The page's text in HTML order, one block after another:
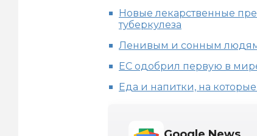
Новые лекарственные
туберкулеза
Ленивым и сонным людям
ЕС одобрил первую в
Еда и напитки, на